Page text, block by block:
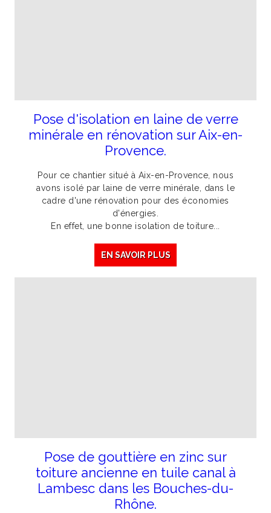
Pose d'isolation en laine de verre
minérale en rénovation sur Aix-en-
Provence.
Pour ce chantier situé à Aix-en-Provence, nous
avons isolé par laine de verre minérale, dans le
cadre d'une rénovation pour des économies
d'énergies.
En effet, une bonne isolation de toiture...
EN SAVOIR PLUS
Pose de gouttière en zinc sur
toiture ancienne en tuile canal à
Lambesc dans les Bouches-du-
Rhône.